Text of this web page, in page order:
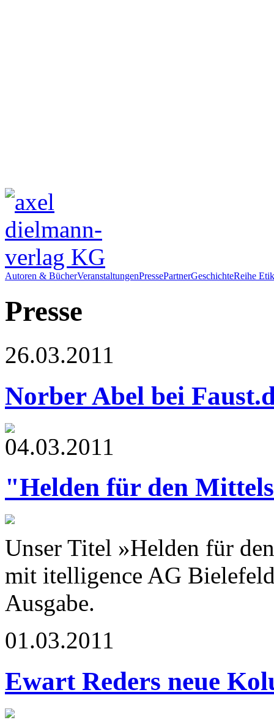
Autoren & BücherVeranstaltungenPressePartnerGeschichteReihe
Presse
26.03.2011
Norber Abel bei
04.03.2011
"Helden für den
Unser Titel »Helden für
mit itelligence AG
Ausgabe.
01.03.2011
Ewart Reders neue